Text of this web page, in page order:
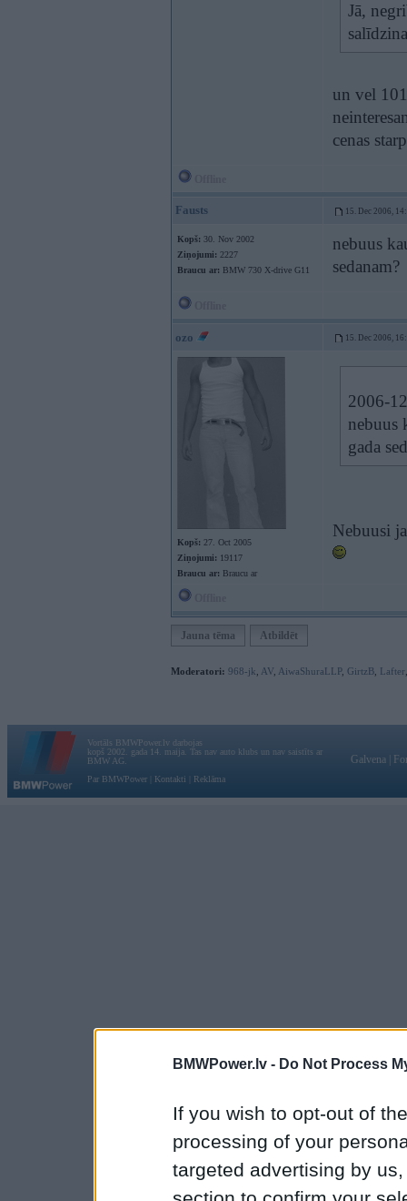
BMWPower.lv - Do Not Process
If you wish to opt-out of
processing of your
targeted advertising by
Jā,
un vel
cenas
Fausts 15. Dec 2006,
Kopš: 30. Nov 2002
Ziņojumi: 2227
Braucu ar: BMW 730 X-drive G11
nebuus
sedanam?
ozo 15. Dec 2006,
Kopš: 27. Oct 2005
Ziņojumi: 19117
Braucu ar: Braucu ar
2006-
nebuus
gada
Nebuusi
Jauna tēma Atbildēt
Moderatori: 968-jk AV AiwaShuraLLP, GirtzB Lafter
Vortāls BMWPower.lv darbojas
kopš 2002. gada 14. maija. Tas nav auto klubs un nav saistīts ar
BMW AG.
Par BMWPower
Kontakti Reklāma
Galvena